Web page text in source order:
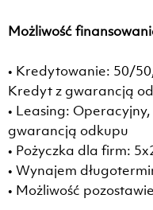
Możliwość
• Kredytowanie: 50/
Kredyt z gwarancją
• Leasing:
gwarancją odkupu
• Pożyczka dla firm:
• Wynajem
• Możliwość